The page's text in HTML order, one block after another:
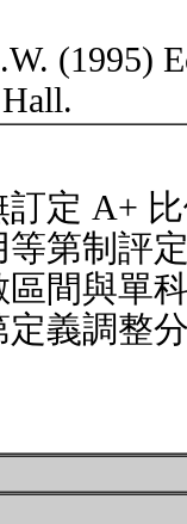
(1995)
訂定 A+
等第制評
區間與單
定義調整